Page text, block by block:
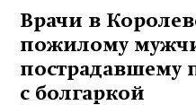
Врачи в
пожилому
пострадавшему
с болгаркой